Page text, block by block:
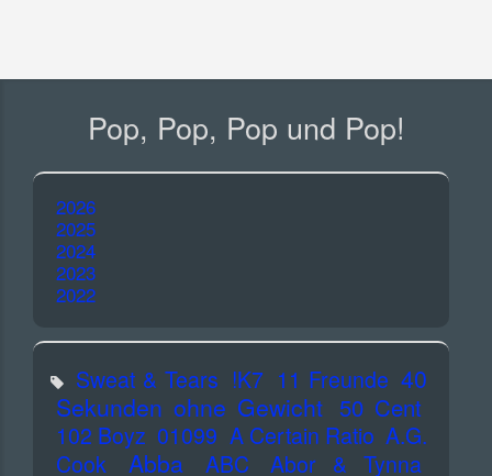
Pop, Pop, Pop und Pop!
2026
2025
2024
2023
2022
Sweat & Tears !K7 11 Freunde 40
Sekunden ohne Gewicht 50 Cent
102 Boyz 01099 A Certain Ratio A.G.
Cook
Abba ABC
Abor & Tynna